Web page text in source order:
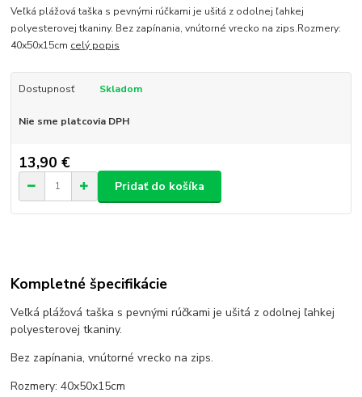
Veľká plážová taška s pevnými rúčkami je ušitá z odolnej ľahkej
polyesterovej tkaniny. Bez zapínania, vnútorné vrecko na zips.Rozmery:
40x50x15cm celý popis
Dostupnosť Skladom
Nie sme platcovia DPH
13,90 €
Pridať do košíka
Kompletné špecifikácie
Veľká plážová taška s pevnými rúčkami je ušitá z odolnej ľahkej
polyesterovej tkaniny.
Bez zapínania, vnútorné vrecko na zips.
Rozmery: 40x50x15cm